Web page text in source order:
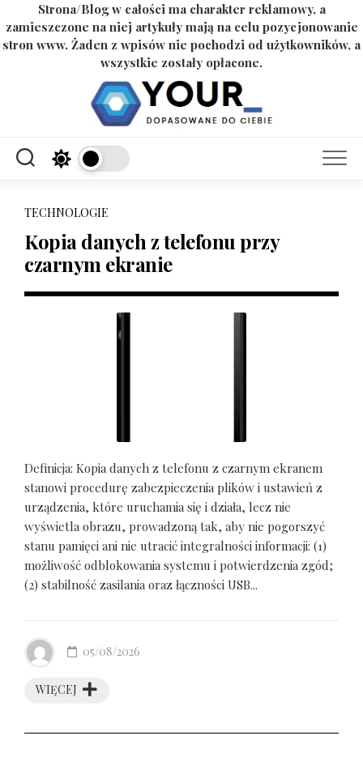
Strona/Blog w całości ma charakter reklamowy, a
zamieszczone na niej artykuły mają na celu pozycjonowanie
stron www. Żaden z wpisów nie pochodzi od użytkowników, a
wszystkie zostały opłacone.
TECHNOLOGIE
Kopia danych z telefonu przy
czarnym ekranie
Definicja: Kopia danych z telefonu z czarnym ekranem
stanowi procedurę zabezpieczenia plików i ustawień z
urządzenia, które uruchamia się i działa, lecz nie
wyświetla obrazu, prowadzoną tak, aby nie pogorszyć
stanu pamięci ani nie utracić integralności informacji: (1)
możliwość odblokowania systemu i potwierdzenia zgód;
(2) stabilność zasilania oraz łączności USB...
WIĘCEJ
05/08/2026